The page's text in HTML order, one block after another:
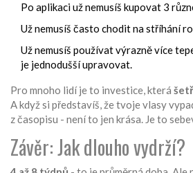
Po aplikaci už nemusíš kupovat 3
Už nemusíš často chodit na stříhání
Už nemusíš používat výrazně více
je jednodušší upravovat.
Pro mnoho lidí je to investice, která
A když si představíš, že tvoje vlasy
z časopisu - není to jen krása. Je to
Závěr: Jak dlouho vydrží?